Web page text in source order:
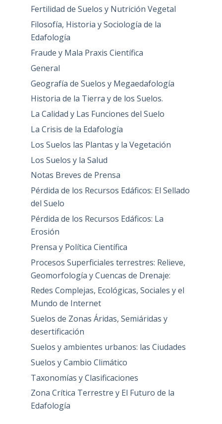
Fertilidad de Suelos y Nutrición Vegetal
Filosofía, Historia y Sociología de la
Edafología
Fraude y Mala Praxis Científica
General
Geografía de Suelos y Megaedafología
Historia de la Tierra y de los Suelos.
La Calidad y Las Funciones del Suelo
La Crisis de la Edafología
Los Suelos las Plantas y la Vegetación
Los Suelos y la Salud
Notas Breves de Prensa
Pérdida de los Recursos Edáficos: El Sellado
del Suelo
Pérdida de los Recursos Edáficos: La
Erosión
Prensa y Política Científica
Procesos Superficiales terrestres: Relieve,
Geomorfología y Cuencas de Drenaje:
Redes Complejas, Ecológicas, Sociales y el
Mundo de Internet
Suelos de Zonas Áridas, Semiáridas y
desertificación
Suelos y ambientes urbanos: las Ciudades
Suelos y Cambio Climático
Taxonomías y Clasificaciones
Zona Crítica Terrestre y El Futuro de la
Edafología